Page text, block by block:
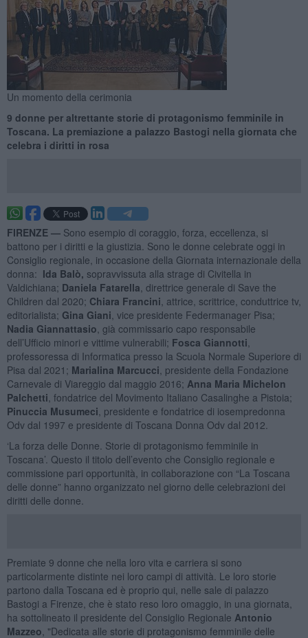
Un momento della cerimonia
9 donne per altrettante storie di protagonismo femminile in
Toscana. La premiazione a palazzo Bastogi nella giornata che
celebra i diritti in rosa
FIRENZE — Sono esempio di coraggio, forza, eccellenza, si
battono per i diritti e la giustizia. Sono le donne celebrate oggi in
Consiglio regionale, in occasione della Giornata internazionale della
donna: Ida Balò, sopravvissuta alla strage di Civitella in
Valdichiana; Daniela Fatarella , direttrice generale di Save the
Children dal 2020; Chiara Francini , attrice, scrittrice, conduttrice tv,
editorialista; Gina Giani , vice presidente Federmanager Pisa;
Nadia Giannattasio , già commissario capo responsabile
dell’Ufficio minori e vittime vulnerabili; Fosca Giannotti
professoressa di Informatica presso la Scuola Normale Superiore di
Pisa dal 2021; Marialina Marcucci , presidente della Fondazione
Carnevale di Viareggio dal maggio 2016; Anna Maria Michelon
Palchetti , fondatrice del Movimento Italiano Casalinghe a Pistoia;
Pinuccia Musumeci , presidente e fondatrice di iosempredonna
Odv dal 1997 e presidente di Toscana Donna Odv dal 2012.
‘La forza delle Donne. Storie di protagonismo femminile in
Toscana’. Questo il titolo dell’evento che Consiglio regionale e
commissione pari opportunità, in collaborazione con “La Toscana
delle donne” hanno organizzato nel giorno delle celebrazioni dei
diritti delle donne.
Premiate 9 donne che nella loro vita e carriera si sono
particolarmente distinte nei loro campi di attività. Le loro storie
partono dalla Toscana ed è proprio qui, nelle sale di palazzo
Bastogi a Firenze, che è stato reso loro omaggio, in una giornata,
ha sottolineato il presidente del Consiglio Regionale Antonio
Mazzeo , "Dedicata alle storie di protagonismo femminile delle